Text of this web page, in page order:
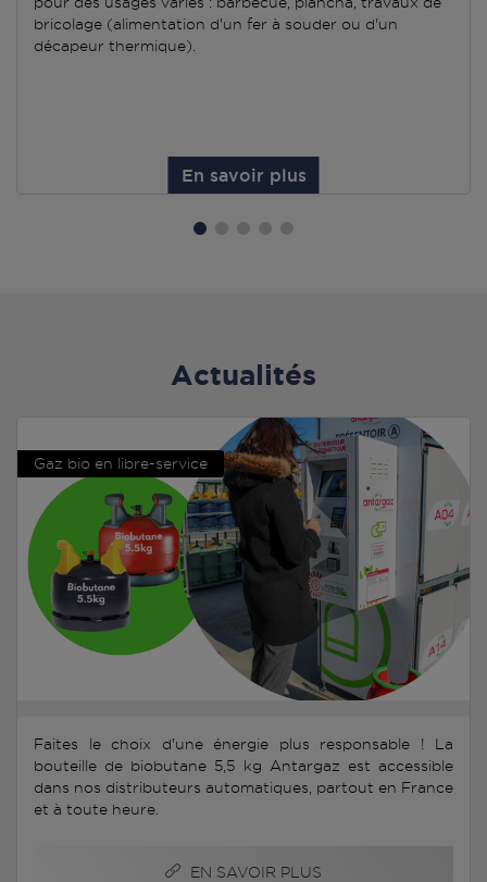
bricolage (alimentation d'un fer à souder ou d'un
décapeur thermique).
En savoir plus
Actualités
Gaz bio en libre-service
Faites le choix d'une énergie plus responsable ! La
bouteille de biobutane 5,5 kg Antargaz est accessible
dans nos distributeurs automatiques, partout en France
et à toute heure.
EN SAVOIR PLUS